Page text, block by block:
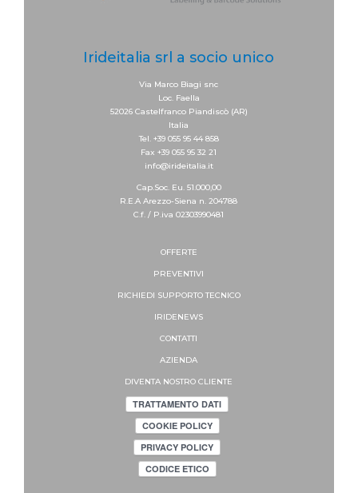
Irideitalia srl a socio unico
Via Marco Biagi snc
Loc. Faella
52026 Castelfranco Piandiscò (AR)
Italia
Tel. +39 055 95 44 858
Fax +39 055 95 32 21
info@irideitalia.it
Cap.Soc. Eu. 51.000,00
R.E.A Arezzo-Siena n. 204788
C.f. / P.iva 02303990481
OFFERTE
PREVENTIVI
RICHIEDI SUPPORTOTECNICO
IRIDENEWS
CONTATTI
AZIENDA
DIVENTA NOSTRO CLIENTE